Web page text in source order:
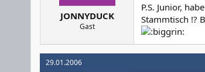
JONNYDUCK
Gast
P.S. Junior,
Stammtisch !?
29.01.2006